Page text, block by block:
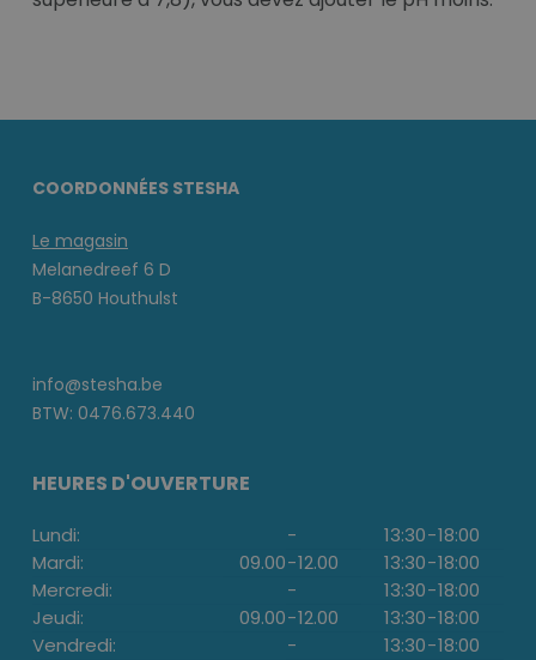
COORDONNÉES STESHA
Le magasin
Melanedreef 6 D
B-8650 Houthulst
info@stesha.be
BTW: 0476.673.440
HEURES D'OUVERTURE
Lundi: - 13:30-18:00
Mardi:
09.00-12.00 13:30-18:00
Mercredi:
- 13:30-18:00
Jeudi:
09.00-12.00 13:30-18:00
Vendredi:
- 13:30-18:00